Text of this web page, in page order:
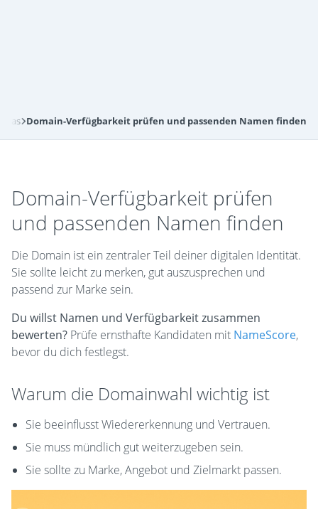
das Domain-Verfügbarkeit prüfen und passenden Namen finden
Domain-Verfügbarkeit prüfen
und passenden Namen finden
Die Domain ist ein zentraler Teil deiner digitalen Identität.
Sie sollte leicht zu merken, gut auszusprechen und
passend zur Marke sein.
Du willst Namen und Verfügbarkeit zusammen
bewerten? Prüfe ernsthafte Kandidaten mit NameScore,
bevor du dich festlegst.
Warum die Domainwahl wichtig ist
Sie beeinflusst Wiedererkennung und Vertrauen.
Sie muss mündlich gut weiterzugeben sein.
Sie sollte zu Marke, Angebot und Zielmarkt passen.